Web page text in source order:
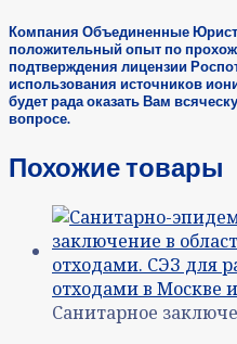
Компания Объединенные
положительный опыт по
подтверждения лицензии
использования источников
будет рада оказать Вам
вопросе.
Похожие товары
Санитарное